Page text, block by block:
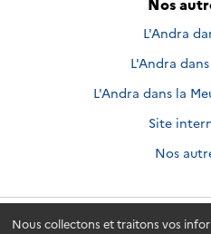
Nous collectons et traitons vos
L'Andra
L'Andra
L'Andra dans la
Site
Nos
Andra.fr © 2026 -